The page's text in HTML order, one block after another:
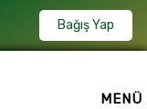
Bağış Yap
MENÜ